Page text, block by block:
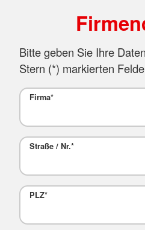
Bitte geben Sie Ihre
Stern (*) markierten
Firma*
Straße / Nr.*
PLZ*